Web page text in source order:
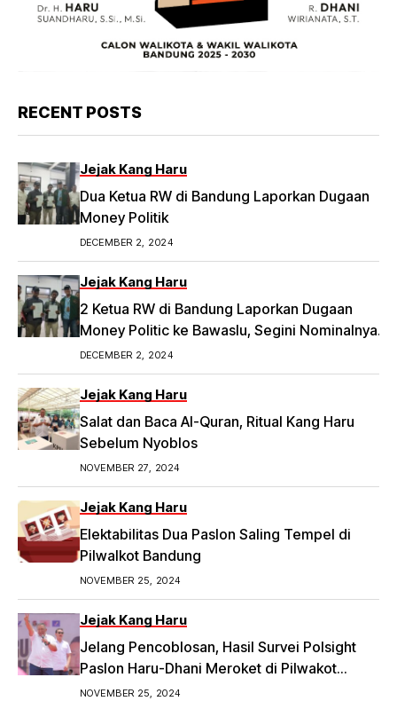
RECENT POSTS
Jejak Kang Haru
Dua Ketua RW di Bandung Laporkan Dugaan
Money Politik
DECEMBER 2, 2024
Jejak Kang Haru
2 Ketua RW di Bandung Laporkan Dugaan
Money Politic ke Bawaslu, Segini Nominalnya
Artikel ini telah tayang di Tribunpriangan.com
dengan judul 2 Ketua RW di Bandung Laporkan
Dugaan Money Politic ke Bawaslu, Segini
Nominalnya,
https://priangan.tribunnews.com/2024/11/30/2-
DECEMBER 2, 2024
Jejak Kang Haru
Salat dan Baca Al-Quran, Ritual Kang Haru
Sebelum Nyoblos
NOVEMBER 27, 2024
Jejak Kang Haru
Elektabilitas Dua Paslon Saling Tempel di
Pilwalkot Bandung
NOVEMBER 25, 2024
Jejak Kang Haru
Jelang Pencoblosan, Hasil Survei Polsight
Paslon Haru-Dhani Meroket di Pilwakot
Bandung
NOVEMBER 25, 2024